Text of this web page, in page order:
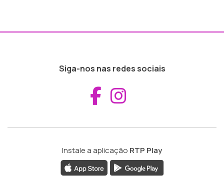
Siga-nos nas redes sociais
Aceder ao
Instale a aplicação RTP Play